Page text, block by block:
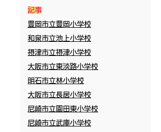
記事
豊岡市立豊岡小学校
和泉市立池上小学校
摂津市立摂津小学校
大阪市立東淡路小学校
明石市立林小学校
大阪市立長居小学校
尼崎市立園田東小学校
尼崎市立武庫小学校